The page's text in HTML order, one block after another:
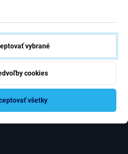
vybrané
cookies
všetky